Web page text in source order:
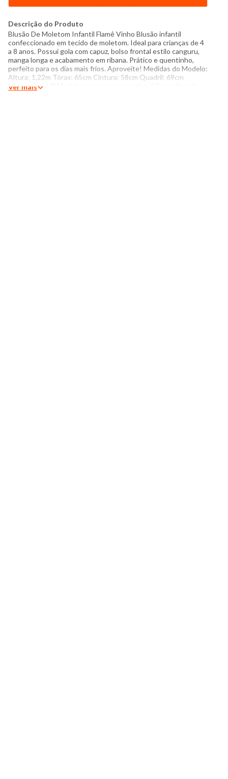
Descrição do Produto
Blusão De Moletom Infantil Flamê Vinho Blusão infantil
confeccionado em tecido de moletom. Ideal para crianças de 4
a 8 anos. Possui gola com capuz, bolso frontal estilo canguru,
manga longa e acabamento em ribana. Prático e quentinho,
perfeito para os dias mais frios. Aproveite! Medidas do Modelo:
Altura: 1,22m Tórax: 65cm Cintura: 58cm Quadril: 69cm
Manequim: 6/8 Modelo veste peça tamanho: 8 Especificações:
Ver mais